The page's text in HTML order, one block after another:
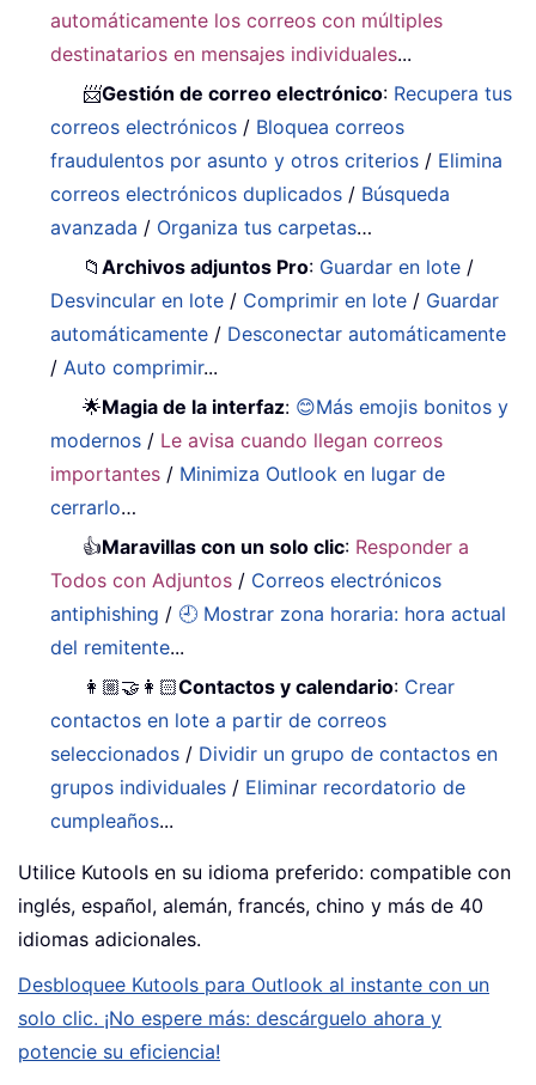
automáticamente los correos con múltiples
destinatarios en mensajes individuales...
📨Gestión de correo electrónico: Recupera tus
correos electrónicos / Bloquea correos
fraudulentos por asunto y otros criterios / Elimina
correos electrónicos duplicados / Búsqueda
avanzada / Organiza tus carpetas…
📁Archivos adjuntos Pro: Guardar en lote /
Desvincular en lote / Comprimir en lote / Guardar
automáticamente / Desconectar automáticamente
/ Auto comprimir...
🌟Magia de la interfaz: 😊Más emojis bonitos y
modernos / Le avisa cuando llegan correos
importantes / Minimiza Outlook en lugar de
cerrarlo…
👍Maravillas con un solo clic: Responder a
Todos con Adjuntos / Correos electrónicos
antiphishing / 🕘 Mostrar zona horaria: hora actual
del remitente...
👩🏼‍🤝‍👩🏻Contactos y calendario: Crear
contactos en lote a partir de correos
seleccionados / Dividir un grupo de contactos en
grupos individuales / Eliminar recordatorio de
cumpleaños...
Utilice Kutools en su idioma preferido: compatible con
inglés, español, alemán, francés, chino y más de 40
idiomas adicionales.
Desbloquee Kutools para Outlook al instante con un
solo clic. ¡No espere más: descárguelo ahora y
potencie su eficiencia!